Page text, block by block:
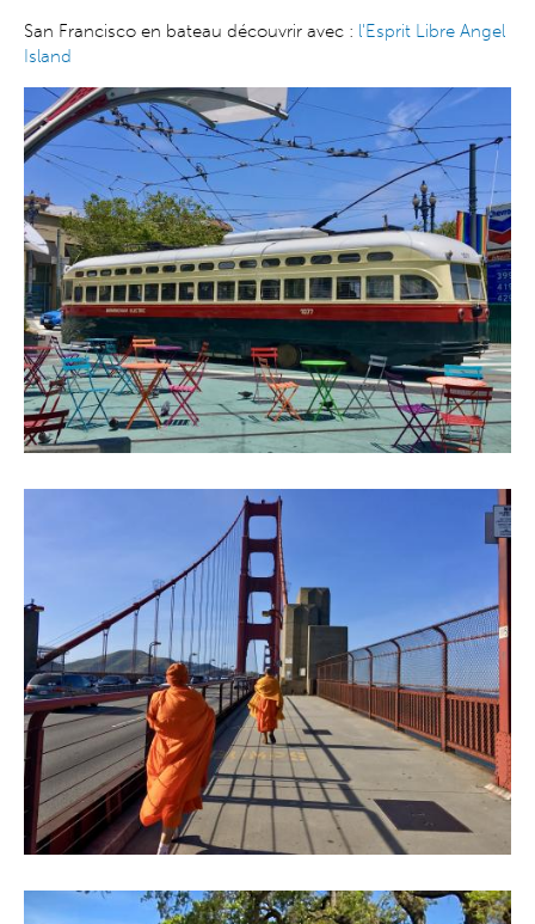
San Francisco en bateau découvrir avec : l'Esprit Libre Angel
Island